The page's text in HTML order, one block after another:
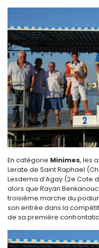
En catégorie Minimes, les
Lerate de Saint Raphael
Lesdema d’Agay (2e Cote
alors que Rayan
troisième marche du
son entrée dans la
de sa première